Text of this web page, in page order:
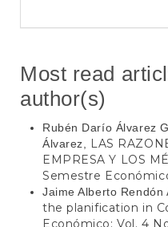
Most read
author(s)
Rubén Darío Álvarez
Álvarez,
LAS
EMPRESA Y LOS
Semestre
Jaime Alberto Rendón
the planification in
Económico: Vol. 4